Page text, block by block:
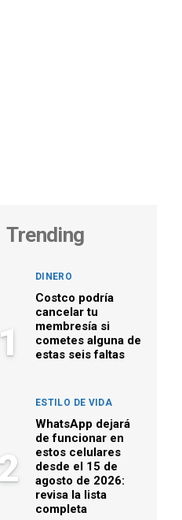
Trending
1
DINERO
Costco podría
cancelar tu
membresía si
cometes alguna de
estas seis faltas
ESTILO DE VIDA
WhatsApp dejará
de funcionar en
estos celulares
desde el 15 de
agosto de 2026:
revisa la lista
completa